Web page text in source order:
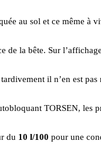
au sol et ce même à
de la bête. Sur
il n’en est
TORSEN, les
du 10 l/100 pour une